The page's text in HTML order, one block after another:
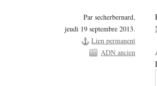
Par secherbernard,
jeudi 19 septembre 2013.
Lien permanent
ADN ancien